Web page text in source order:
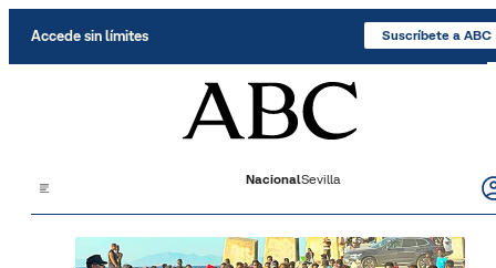
Accede sin límites Suscríbete a ABC
NacionalSevilla